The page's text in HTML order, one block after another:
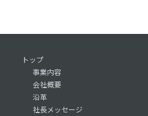
トップ
事業内容
会社概要
沿革
社長メッセージ